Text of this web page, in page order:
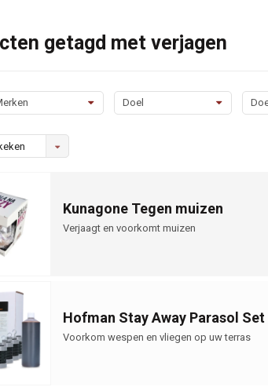
getagd met verjagen
Doel
Kunagone Tegen muizen
Verjaagt en voorkomt muizen
Hofman Stay Away Parasol Set
Voorkom wespen en vliegen op uw terras